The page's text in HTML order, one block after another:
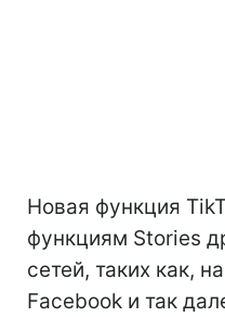
Новая функция
функциям Stories
сетей, таких как,
Facebook и так